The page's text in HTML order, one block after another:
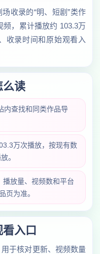
收录的“明、短剧”类作
，累计播放约 103.3万
收录时间和原始观看入
么读
内查找和同类作品导
万次播放，按现有数
。
放量、视频数和平台
页为准。
入口
于核对更新、视频数量